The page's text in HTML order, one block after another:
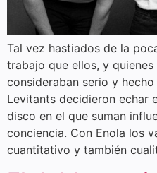
Tal vez hastiados de la
trabajo que ellos, y quienes
consideraban serio y
Levitants decidieron echar
disco en el que suman
conciencia. Con Enola los
cuantitativo y también